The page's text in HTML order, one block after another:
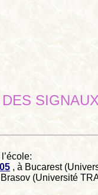
, à Bucarest
(Université